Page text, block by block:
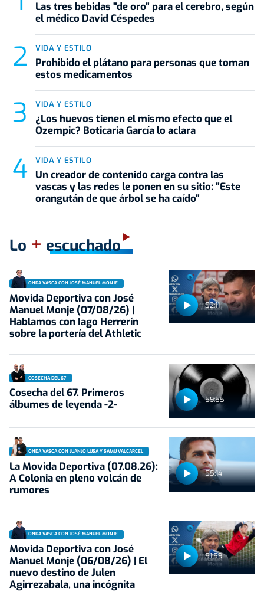
Las tres bebidas "de oro" para el cerebro, según
el médico David Céspedes
VIDA Y ESTILO
Prohibido el plátano para personas que toman
estos medicamentos
VIDA Y ESTILO
¿Los huevos tienen el mismo efecto que el
Ozempic? Boticaria García lo aclara
VIDA Y ESTILO
Un creador de contenido carga contra las
vascas y las redes le ponen en su sitio: "Este
orangután de que árbol se ha caído"
Lo + escuchado
52:11
ONDA VASCA CON JOSÉ MANUEL MONJE
Movida Deportiva con José
Manuel Monje (07/08/26) |
Hablamos con Iago Herrerín
sobre la portería del Athletic
59:55
COSECHA DEL 67
Cosecha del 67. Primeros
álbumes de leyenda -2-
55:14
ONDA VASCA CON JUANJO LUSA Y SAMU VALCÁRCEL
La Movida Deportiva (07.08.26):
A Colonia en pleno volcán de
rumores
51:59
ONDA VASCA CON JOSÉ MANUEL MONJE
Movida Deportiva con José
Manuel Monje (06/08/26) | El
nuevo destino de Julen
Agirrezabala, una incógnita